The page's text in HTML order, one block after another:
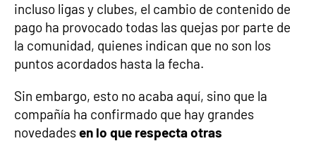
incluso ligas y clubes, el cambio de contenido de
pago ha provocado todas las quejas por parte de
la comunidad, quienes indican que no son los
puntos acordados hasta la fecha.
Sin embargo, esto no acaba aquí, sino que la
compañía ha confirmado que hay grandes
novedadesen lo que respecta otras